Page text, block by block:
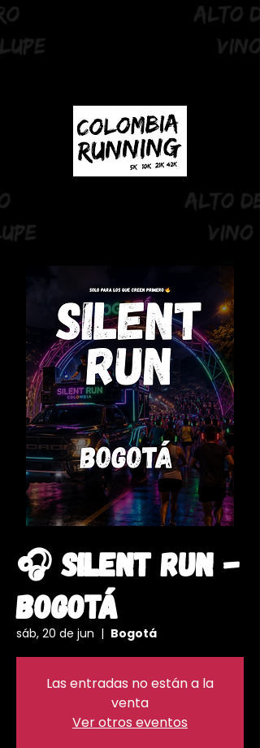
🎧 Silent Run -
Bogotá
sáb, 20 de jun
  |
Bogotá
Las entradas no están a la
venta
Ver otros eventos